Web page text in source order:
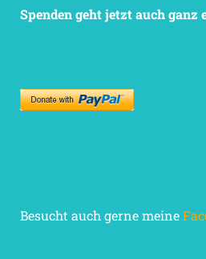
Spenden geht jetzt auch ganz
Besucht auch gerne meine